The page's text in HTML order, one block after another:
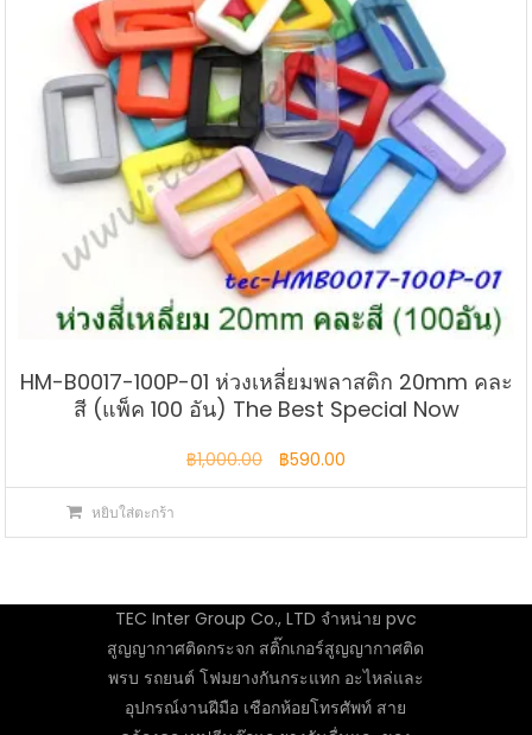
HM-B0017-100P-01 ห่วงเหลี่ยมพลาสติก 20mm คละ
สี (แพ็ค 100 อัน) The Best Special Now
฿1,000.00
Original
price
฿590.00
price
หยิบใส่ตะกร้า
TEC Inter Group Co., LTD จำหน่าย pvc
สูญญากาศติดกระจก สติ๊กเกอร์สูญญากาศติด
พรบ รถยนต์ โฟมยางกันกระแทก อะไหล่และ
อุปกรณ์งานฝีมือ เชือกห้อยโทรศัพท์ สาย